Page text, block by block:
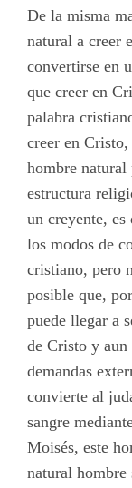
De la misma
natural a creer
convertirse en
que creer en
palabra
creer en
hombre
estructura
un creyente, es
los modos de
cristiano, pero
posible que,
puede llegar a
de Cristo y aun
demandas
convierte al
sangre
Moisés, este
natural